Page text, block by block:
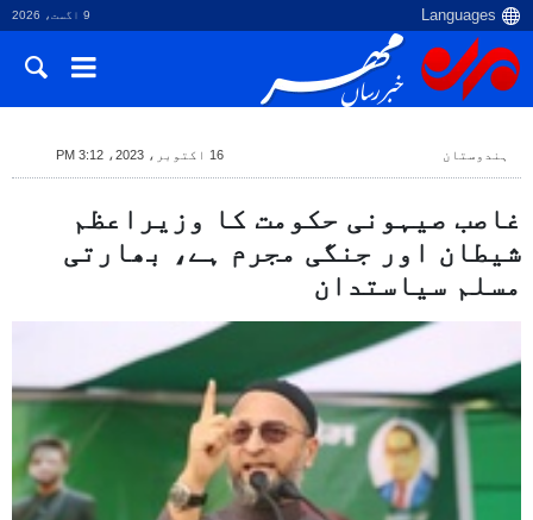
9 اگست، 2026
ہندوستان 16 اکتوبر، 2023، 3:12 PM
غاصب صیہونی حکومت کا وزیراعظم
شیطان اور جنگی مجرم ہے، بھارتی
مسلم سیاستدان